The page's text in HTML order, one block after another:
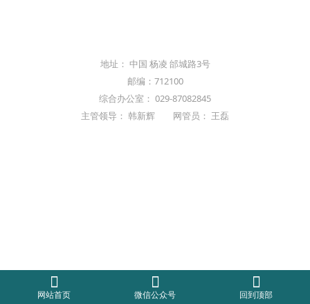
地址： 中国 杨凌 邰城路3号
邮编：712100
综合办公室： 029-87082845
主管领导： 韩新辉 网管员： 王磊
网站首页 微信公众号 回到顶部